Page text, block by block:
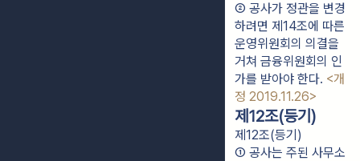
② 공사가 정관을 변경
하려면 제14조에 따른
운영위원회의 의결을
거쳐 금융위원회의 인
가를 받아야 한다. <개
정 2019.11.26>
제12조(등기)
제12조(등기)
① 공사는 주된 사무소